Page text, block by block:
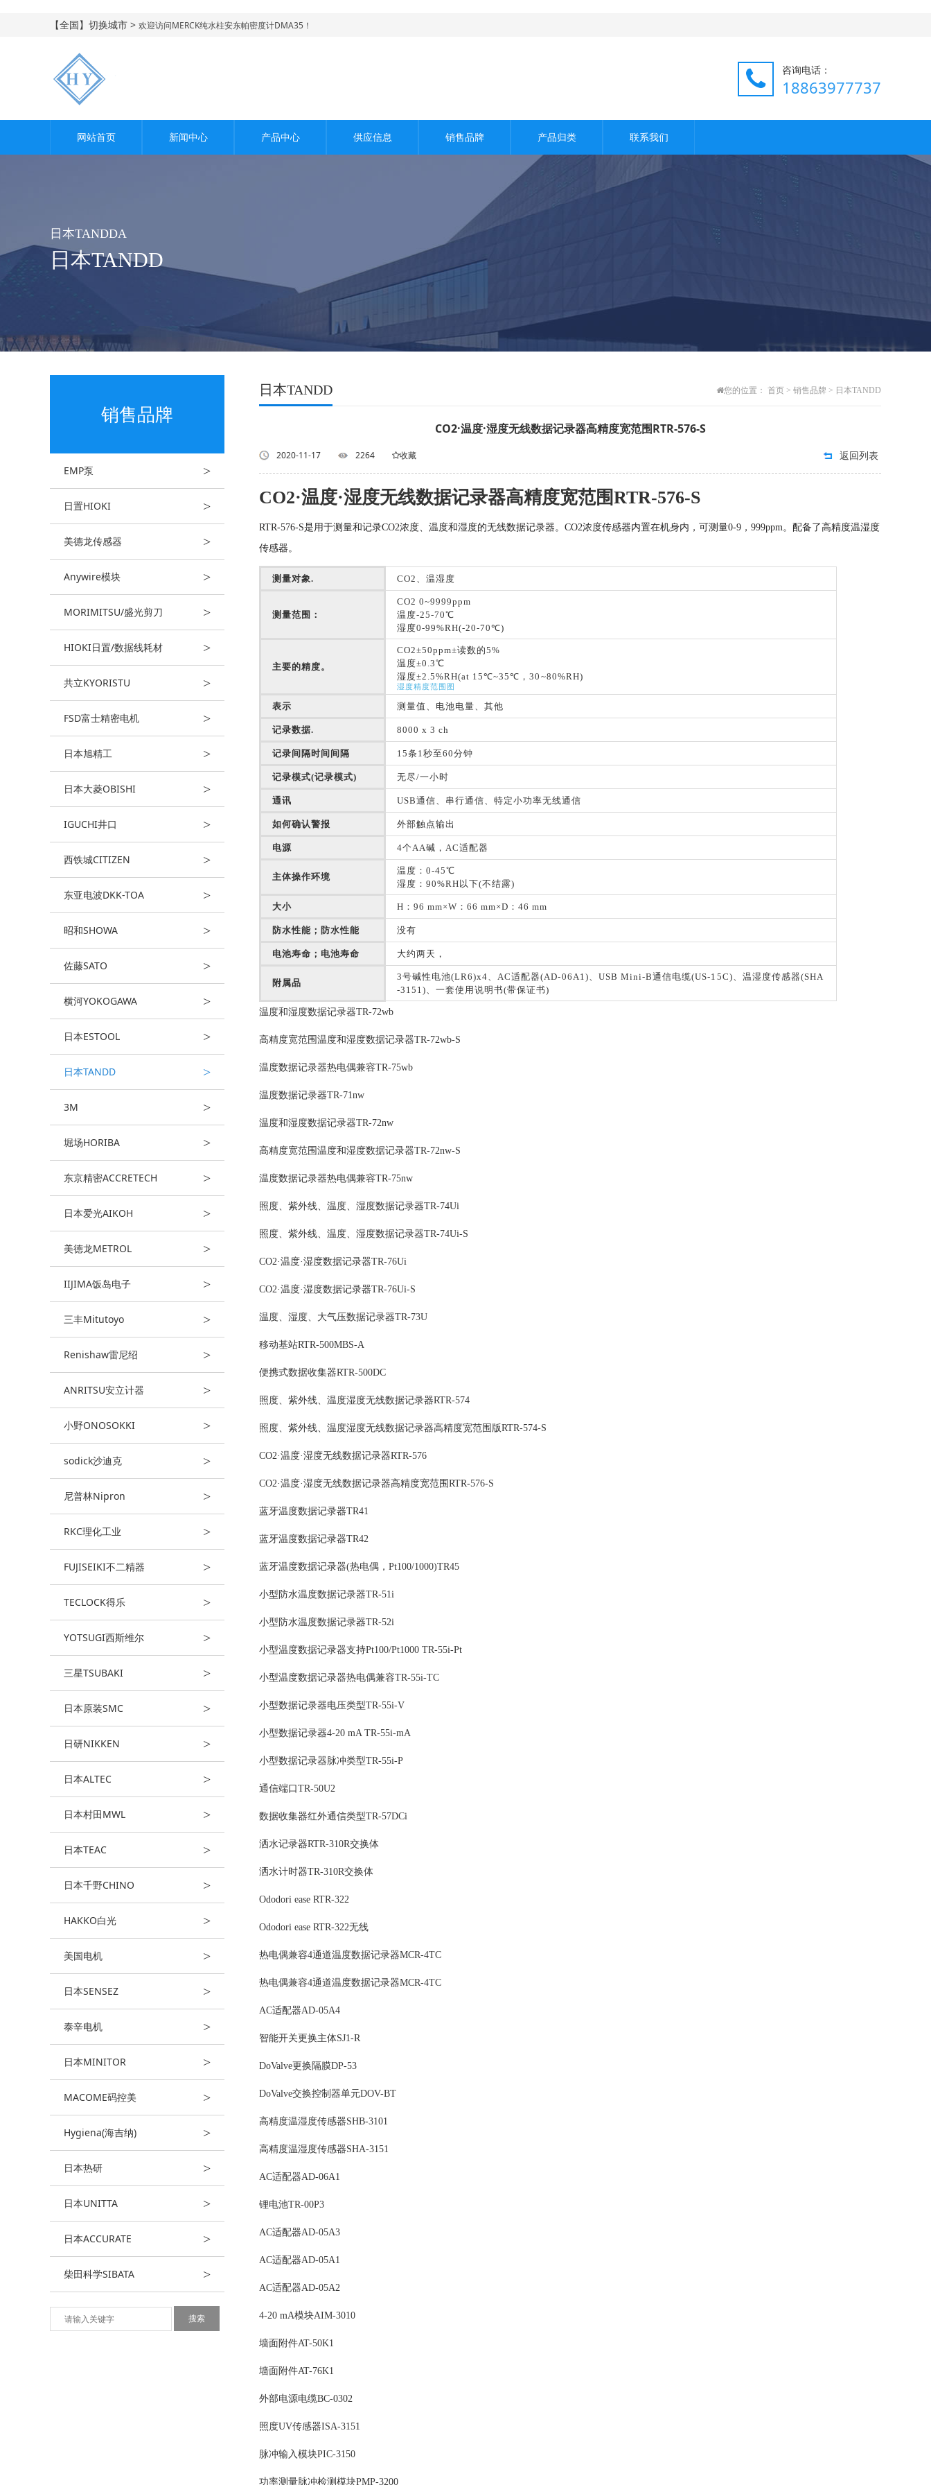
【全国】切换城市 > 欢迎访问MERCK纯水柱安东帕密度计DMA35！
咨询电话：
18863977737
网站首页 新闻中心 产品中心 供应信息 销售品牌 产品归类 联系我们
日本TANDDA
日本TANDD
销售品牌
EMP泵 >
日置HIOKI >
美德龙传感器 >
Anywire模块 >
MORIMITSU/盛光剪刀 >
HIOKI日置/数据线耗材 >
共立KYORISTU >
FSD富士精密电机 >
日本旭精工 >
日本大菱OBISHI >
IGUCHI井口 >
西铁城CITIZEN >
东亚电波DKK-TOA >
昭和SHOWA >
佐藤SATO >
横河YOKOGAWA >
日本ESTOOL >
日本TANDD >
3M >
堀场HORIBA >
东京精密ACCRETECH >
日本爱光AIKOH >
美德龙METROL >
IIJIMA饭岛电子 >
三丰Mitutoyo >
Renishaw雷尼绍 >
ANRITSU安立计器 >
小野ONOSOKKI >
sodick沙迪克 >
尼普林Nipron >
RKC理化工业 >
FUJISEIKI不二精器 >
TECLOCK得乐 >
YOTSUGI西斯维尔 >
三星TSUBAKI >
日本原装SMC >
日研NIKKEN >
日本ALTEC >
日本村田MWL >
日本TEAC >
日本千野CHINO >
HAKKO白光 >
美国电机 >
日本SENSEZ >
泰辛电机 >
日本MINITOR >
MACOME码控美 >
Hygiena(海吉纳) >
日本热研 >
日本UNITTA >
日本ACCURATE >
柴田科学SIBATA >
日本TANDD 您的位置： 首页 > 销售品牌 > 日本TANDD
CO2·温度·湿度无线数据记录器高精度宽范围RTR-576-S
2020-11-17 2264 收藏 返回列表
CO2·温度·湿度无线数据记录器高精度宽范围RTR-576-S
RTR-576-S是用于测量和记录CO2浓度、温度和湿度的无线数据记录器。CO2浓度传感器内置在机身内，可测量0-9，999ppm。配备了高精度温湿度
传感器。
测量对象. CO2、温湿度
测量范围：
CO2 0~9999ppm
温度-25-70℃
湿度0-99%RH(-20-70℃)
主要的精度。
CO2±50ppm±读数的5%
温度±0.3℃
湿度±2.5%RH(at 15℃~35℃，30~80%RH)
湿度精度范围图
表示 测量值、电池电量、其他
记录数据. 8000 x 3 ch
记录间隔时间间隔 15条1秒至60分钟
记录模式(记录模式) 无尽/一小时
通讯 USB通信、串行通信、特定小功率无线通信
如何确认警报 外部触点输出
电源 4个AA碱，AC适配器
主体操作环境
温度：0-45℃
湿度：90%RH以下(不结露)
大小 H：96 mm×W：66 mm×D：46 mm
防水性能；防水性能 没有
电池寿命；电池寿命 大约两天，
附属品
3号碱性电池(LR6)x4、AC适配器(AD-06A1)、USB Mini-B通信电缆(US-15C)、温湿度传感器(SHA
-3151)、一套使用说明书(带保证书)
温度和湿度数据记录器TR-72wb
高精度宽范围温度和湿度数据记录器TR-72wb-S
温度数据记录器热电偶兼容TR-75wb
温度数据记录器TR-71nw
温度和湿度数据记录器TR-72nw
高精度宽范围温度和湿度数据记录器TR-72nw-S
温度数据记录器热电偶兼容TR-75nw
照度、紫外线、温度、湿度数据记录器TR-74Ui
照度、紫外线、温度、湿度数据记录器TR-74Ui-S
CO2·温度·湿度数据记录器TR-76Ui
CO2·温度·湿度数据记录器TR-76Ui-S
温度、湿度、大气压数据记录器TR-73U
移动基站RTR-500MBS-A
便携式数据收集器RTR-500DC
照度、紫外线、温度湿度无线数据记录器RTR-574
照度、紫外线、温度湿度无线数据记录器高精度宽范围版RTR-574-S
CO2·温度·湿度无线数据记录器RTR-576
CO2·温度·湿度无线数据记录器高精度宽范围RTR-576-S
蓝牙温度数据记录器TR41
蓝牙温度数据记录器TR42
蓝牙温度数据记录器(热电偶，Pt100/1000)TR45
小型防水温度数据记录器TR-51i
小型防水温度数据记录器TR-52i
小型温度数据记录器支持Pt100/Pt1000 TR-55i-Pt
小型温度数据记录器热电偶兼容TR-55i-TC
小型数据记录器电压类型TR-55i-V
小型数据记录器4-20 mA TR-55i-mA
小型数据记录器脉冲类型TR-55i-P
通信端口TR-50U2
数据收集器红外通信类型TR-57DCi
洒水记录器RTR-310R交换体
洒水计时器TR-310R交换体
Ododori ease RTR-322
Ododori ease RTR-322无线
热电偶兼容4通道温度数据记录器MCR-4TC
热电偶兼容4通道温度数据记录器MCR-4TC
AC适配器AD-05A4
智能开关更换主体SJ1-R
DoValve更换隔膜DP-53
DoValve交换控制器单元DOV-BT
高精度温湿度传感器SHB-3101
高精度温湿度传感器SHA-3151
AC适配器AD-06A1
锂电池TR-00P3
AC适配器AD-05A3
AC适配器AD-05A1
AC适配器AD-05A2
4-20 mA模块AIM-3010
墙面附件AT-50K1
墙面附件AT-76K1
外部电源电缆BC-0302
照度UV传感器ISA-3151
脉冲输入模块PIC-3150
功率测量脉冲检测模块PMP-3200